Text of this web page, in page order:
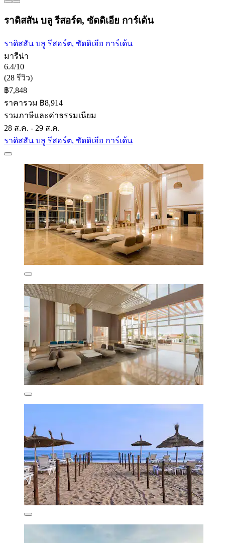
ราดิสสัน บลู รีสอร์ต, ซัดดิเอีย การ์เด้น
ราดิสสัน บลู รีสอร์ต, ซัดดิเอีย การ์เด้น
มารีน่า
6.4/10
(28 รีวิว)
฿7,848
ราคารวม ฿8,914
รวมภาษีและค่าธรรมเนียม
28 ส.ค. - 29 ส.ค.
ราดิสสัน บลู รีสอร์ต, ซัดดิเอีย การ์เด้น